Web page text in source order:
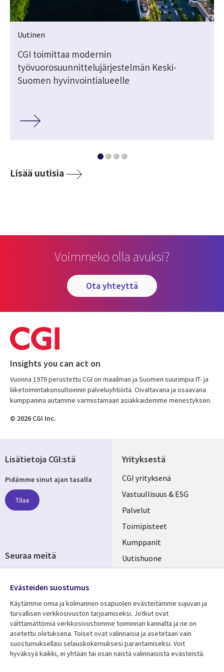
Uutinen
CGI toimittaa modernin
työvuorosuunnittelujärjestelmän Keski-
Suomen hyvinvointialueelle
Lisää uutisia
Voimmeko olla avuksi?
ota yhteyttä
Insights you can act on
Vuonna 1976 perustettu CGI on maailman ja Suomen suurimpia IT- ja
liiketoimintakonsultoinnin palveluyhtiöitä. Oivaltavana ja osaavana
kumppanina autamme varmistamaan asiakkaidemme menestyksen.
© 2026 CGI Inc.
Yrityksestä
Useful
links
FINLAND
CGI yrityksenä
Vastuullisuus & ESG
Palvelut
Toimipisteet
Kumppanit
Uutishuone
Resurssikeskus
Library
Links
Asiakastarinat
Artikkelit
Lisätietoa
Legal
FINLAND
Tietosuoja
Tietosuojaseloste
Lisätietoja CGI:stä
Pidämme sinut ajan tasalla
Tilaa
Seuraa meitä
Media
Evästeiden suostumus
Käytämme omia ja kolmannen osapuolen evästeitämme sujuvan ja
turvallisen verkkosivuston tarjoamiseksi. Jotkut ovat
välttämättömiä verkkosivustomme toiminnan kannalta ja ne on
asetettu oletuksena. Toiset ovat valinnaisia ​​ja asetetaan vain
suostumuksellasi selauskokemuksesi parantamiseksi. Voit
hyväksyä kaikki, ei yhtään tai osan näistä valinnaisista evästeistä.